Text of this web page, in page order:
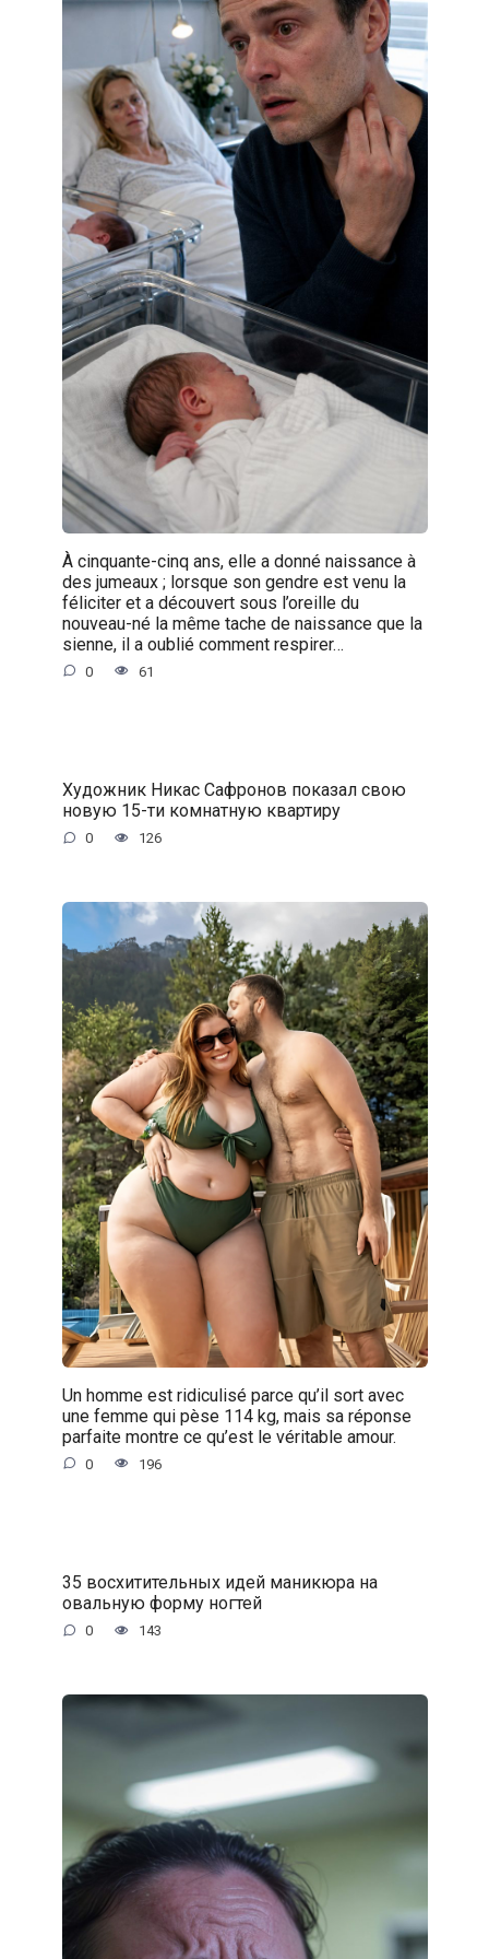
À cinquante-cinq ans, elle a donné naissance à
des jumeaux ; lorsque son gendre est venu la
féliciter et a découvert sous l’oreille du
nouveau-né la même tache de naissance que la
sienne, il a oublié comment respirer…
0 61
Художник Никас Сафронов показал свою
новую 15-ти комнатную квартиру
0 126
Un homme est ridiculisé parce qu’il sort avec
une femme qui pèse 114 kg, mais sa réponse
parfaite montre ce qu’est le véritable amour.
0 196
35 восхитительных идей маникюра на
овальную форму ногтей
0 143